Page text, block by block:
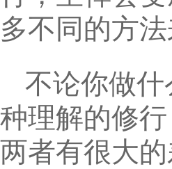
多不同的方
不论你做
种理解的修
两者有很大